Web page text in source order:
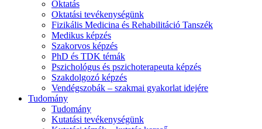
Oktatás
Oktatási tevékenységünk
Fizikális Medicina és Rehabilitáció Tanszék
Medikus képzés
Szakorvos képzés
PhD és TDK témák
Pszichológus és pszichoterapeuta képzés
Szakdolgozó képzés
Vendégszobák – szakmai gyakorlat idejére
Tudomány
Tudomány
Kutatási tevékenységünk